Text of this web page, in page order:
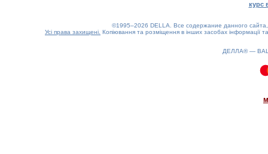
курс
©1995–2026 DELLA. Все содержание данного
Усі права захищені. Копіювання та розміщення в інших засобах інформації
ДЕЛЛА® —